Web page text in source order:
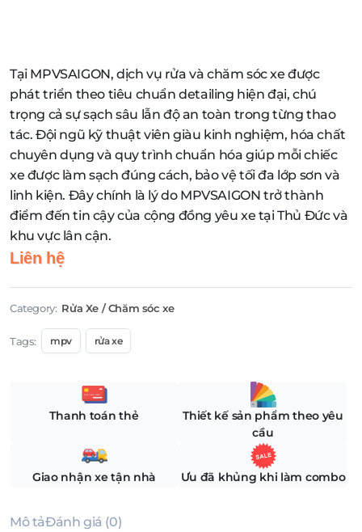
Tại MPVSAIGON, dịch vụ rửa và chăm sóc xe được
phát triển theo tiêu chuẩn detailing hiện đại, chú
trọng cả sự sạch sâu lẫn độ an toàn trong từng thao
tác. Đội ngũ kỹ thuật viên giàu kinh nghiệm, hóa chất
chuyên dụng và quy trình chuẩn hóa giúp mỗi chiếc
xe được làm sạch đúng cách, bảo vệ tối đa lớp sơn và
linh kiện. Đây chính là lý do MPVSAIGON trở thành
điểm đến tin cậy của cộng đồng yêu xe tại Thủ Đức và
khu vực lân cận.
Liên hệ
Category: Rửa Xe / Chăm sóc xe
Tags: mpv rửa xe
Thanh toán thẻ
Thiết kế sản phẩm theo yêu
cầu
Giao nhận xe tận nhà Ưu đã khủng khi làm combo
Mô tảĐánh giá (0)